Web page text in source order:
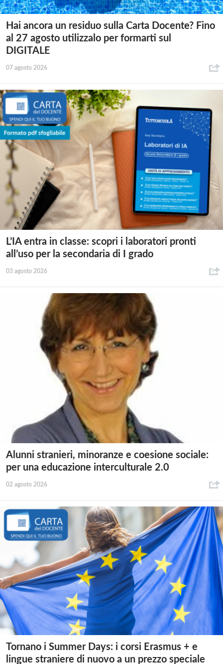
Hai ancora un residuo sulla Carta Docente? Fino
al 27 agosto utilizzalo per formarti sul
DIGITALE
07 agosto 2026
L’IA entra in classe: scopri i laboratori pronti
all’uso per la secondaria di I grado
03 agosto 2026
Alunni stranieri, minoranze e coesione sociale:
per una educazione interculturale 2.0
02 agosto 2026
Tornano i Summer Days: i corsi Erasmus + e
lingue straniere di nuovo a un prezzo speciale